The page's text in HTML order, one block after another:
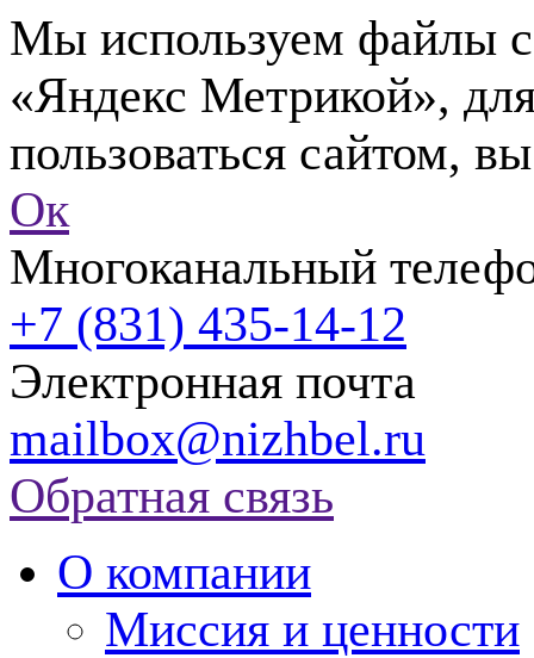
Мы используем файлы
«Яндекс Метрикой»,
пользоваться сайтом,
Ок
Многоканальный
+7 (831) 435-14-12
Электронная почта
mailbox@nizhbel.ru
Обратная связь
О компании
Миссия и ценности